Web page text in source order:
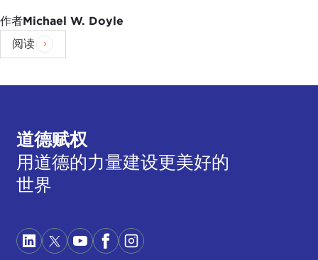
作者Michael W. Doyle
阅读
道德赋权
用道德的力量建设更美好的
世界